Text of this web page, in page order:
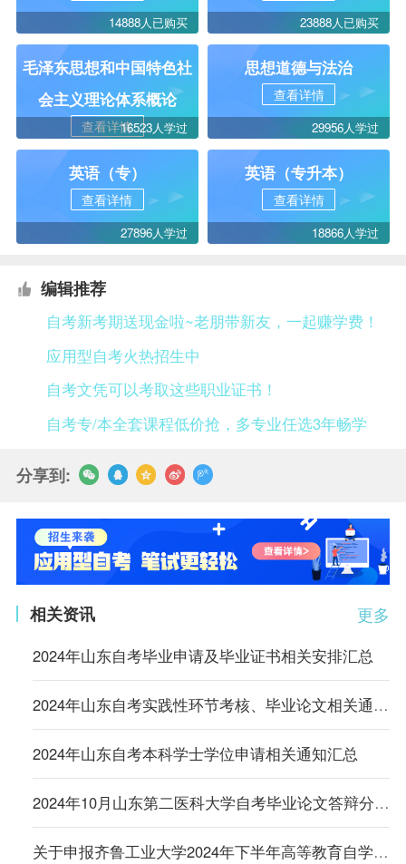
14888人已购买 23888人已购买
毛泽东思想和中国特色社
会主义理论体系概论
查看详情16523人学过
思想道德与法治
查看详情
29956人学过
英语（专）
查看详情
27896人学过
英语（专升本）
查看详情
18866人学过
编辑推荐
自考新考期送现金啦~老朋带新友，一起赚学费！
应用型自考火热招生中
自考文凭可以考取这些职业证书！
自考专/本全套课程低价抢，多专业任选3年畅学
分享到:
更多
相关资讯
2024年山东自考毕业申请及毕业证书相关安排汇总
2024年山东自考实践性环节考核、毕业论文相关通知汇总
2024年山东自考本科学士学位申请相关通知汇总
2024年10月山东第二医科大学自考毕业论文答辩分组安排及相关事项的通知
关于申报齐鲁工业大学2024年下半年高等教育自学考试学士学位的通知